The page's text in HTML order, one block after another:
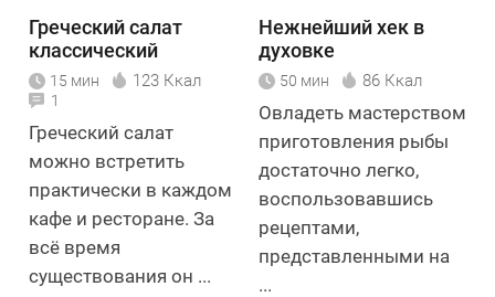
Греческий салат
классический
15 мин 123 Ккал
1
Греческий салат
можно встретить
практически в каждом
кафе и ресторане. За
всё время
существования он ...
Нежнейший хек в
духовке
50 мин 86 Ккал
Овладеть мастерством
приготовления рыбы
достаточно легко,
воспользовавшись
рецептами,
представленными на
...